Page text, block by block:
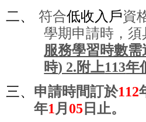
二、
符合低收入戶資
學期申請時，須
服務學習時數
時) 2.附上113年
三、 申請時間訂於112
年1 月 05 日止。